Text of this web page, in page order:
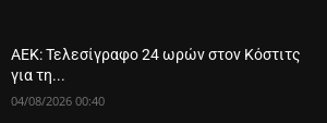
ΑΕΚ: Τελεσίγραφο 24 ωρών στον Κόστιτς
για τη...
04/08/2026 00:40